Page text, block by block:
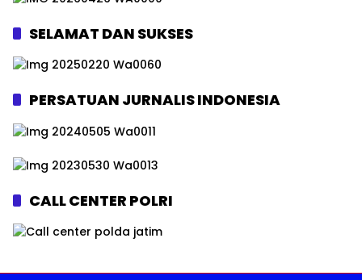
SELAMAT DAN SUKSES
PERSATUAN JURNALIS INDONESIA
CALL CENTER POLRI